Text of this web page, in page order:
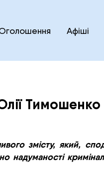
Афіші
Тимошенко
змісту, який,
надуманості